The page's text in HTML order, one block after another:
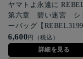
ヤマトよ永遠に
第六章 碧い迷宮 シ
ーバッグ【REBEL3199
6,600円（税込）
詳細を見る